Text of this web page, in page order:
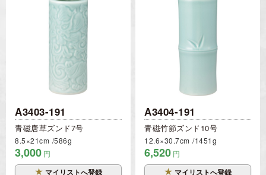
A3403-191
青磁唐草ズンド7号
8.5×21cm 586g
3,000 円
★ マイリストへ登録
A3404-191
青磁竹節ズンド10号
12.6×30.7cm 1451g
6,520 円
★ マイリストへ登録